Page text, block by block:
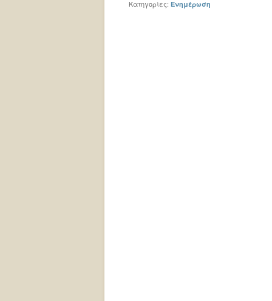
Κατηγορίες: Ενημέρωση